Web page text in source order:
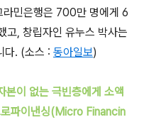
라민은행은 700만 명에게 6
고, 창립자인 유누스 박사는
다. (소스 : 동아일보)
본이 없는 극빈층에게 소액
파이낸싱(Micro Financin